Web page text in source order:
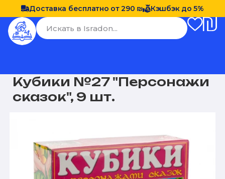
Доставка бесплатно от 290 ₪ Кэшбэк до 5%
Кубики №27 "Персонажи
сказок", 9 шт.